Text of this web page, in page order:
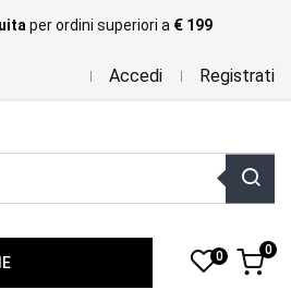
per ordini superiori a € 199
Accedi Registrati
0 0